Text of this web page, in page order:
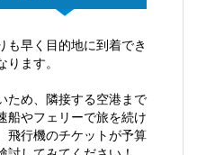
も早く目的地に到着でき
ります。
ため、隣接する空港まで
船やフェリーで旅を続け
飛行機のチケットが予算